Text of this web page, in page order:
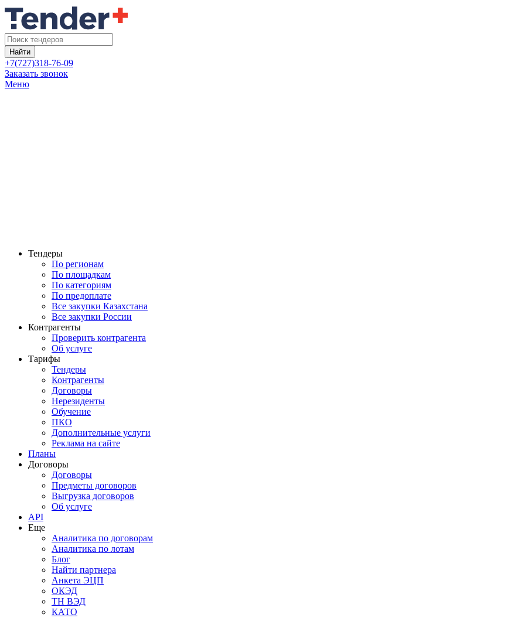
Найти
+7(727)318-76-09
Заказать звонок
Меню
Тендеры
По регионам
По площадкам
По категориям
По предоплате
Все закупки Казахстана
Все закупки России
Контрагенты
Проверить контрагента
Об услуге
Тарифы
Тендеры
Контрагенты
Договоры
Нерезиденты
Обучение
ПКО
Дополнительные услуги
Реклама на сайте
Планы
Договоры
Договоры
Предметы договоров
Выгрузка договоров
Об услуге
API
Еще
Аналитика по договорам
Аналитика по лотам
Блог
Найти партнера
Анкета ЭЦП
ОКЭД
ТН ВЭД
КАТО